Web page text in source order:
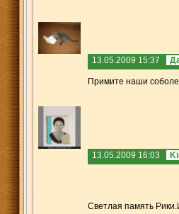
13.05.2009 15:37
Примите наши
13.05.2009 16:03
Светлая память